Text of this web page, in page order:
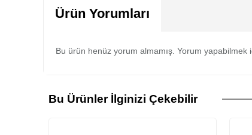
Ürün Yorumları
Bu ürün henüz yorum almamış. Yorum yapabilmek
Bu Ürünler İlginizi Çekebilir